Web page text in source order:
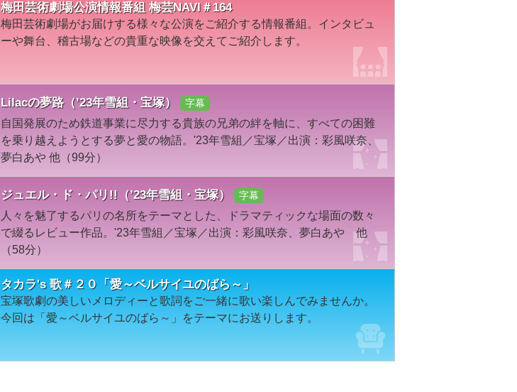
梅田芸術劇場公演情報番組 梅芸NAVI＃164
梅田芸術劇場がお届けする様々な公演をご紹介する情報番組。インタビュ
ーや舞台、稽古場などの貴重な映像を交えてご紹介します。
Lilacの夢路（’23年雪組・宝塚） 字幕
自国発展のため鉄道事業に尽力する貴族の兄弟の絆を軸に、すべての困難
を乗り越えようとする夢と愛の物語。'23年雪組／宝塚／出演：彩風咲奈、
夢白あや 他（99分）
ジュエル・ド・パリ!!（’23年雪組・宝塚） 字幕
人々を魅了するパリの名所をテーマとした、ドラマティックな場面の数々
で綴るレビュー作品。'23年雪組／宝塚／出演：彩風咲奈、夢白あや 他
（58分）
タカラ's 歌＃２０「愛～ベルサイユのばら～」
宝塚歌劇の美しいメロディーと歌詞をご一緒に歌い楽しんでみませんか。
今回は「愛～ベルサイユのばら～」をテーマにお送りします。